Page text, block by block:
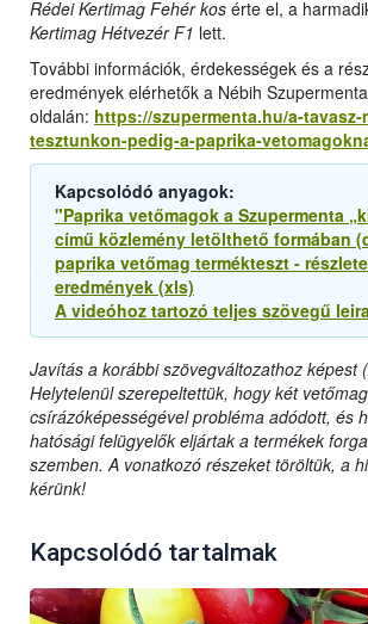
Rédei Kertimag Fehér kos érte el, a
Kertimag Hétvezér F1 lett.
További információk, érdekességek és a
eredmények elérhetők a Nébih
oldalán: https://szupermenta.hu/a-
tesztunkon-pedig-a-paprika-
Kapcsolódó anyagok:
"Paprika vetőmagok a Szupermenta
című közlemény letölthető formában
paprika vetőmag termékteszt -
eredmények (xls)
A videóhoz tartozó teljes szövegű
Javítás a korábbi szövegváltozathoz képest
Helytelenül szerepeltettük, hogy két vetőmag
csírázóképességével probléma adódott, és
hatósági felügyelők eljártak a termékek
szemben. A vonatkozó részeket töröltük, a
kérünk!
Kapcsolódó tartalmak